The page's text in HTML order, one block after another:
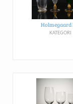
Holmegaard
KATEGORI